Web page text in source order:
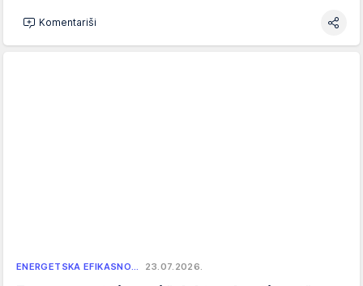
Komentariši
ENERGETSKA EFIKASNO… 23.07.2026.